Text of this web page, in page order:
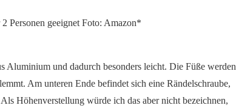
Personen geeignet Foto: Amazon*
Aluminium und dadurch besonders leicht. Die Füße werden
Am unteren Ende befindet sich eine Rändelschraube,
Höhenverstellung würde ich das aber nicht bezeichnen,